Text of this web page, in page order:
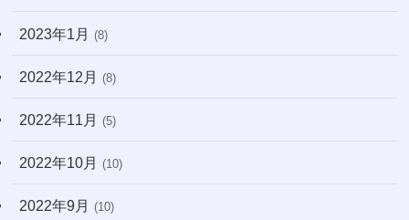
2023年1月 (8)
2022年12月 (8)
2022年11月 (5)
2022年10月 (10)
2022年9月 (10)